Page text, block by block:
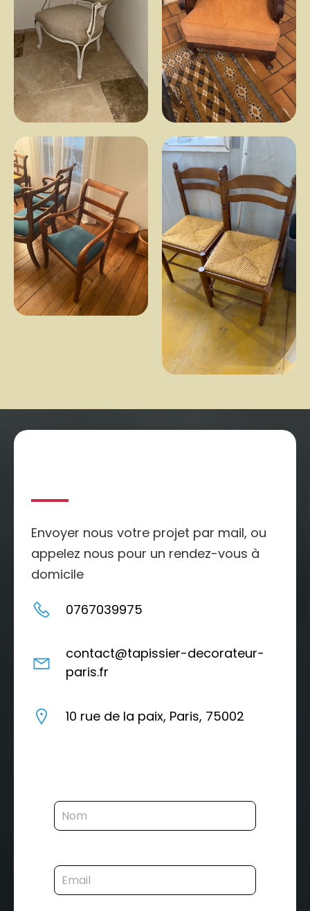
Envoyer nous votre projet par mail, ou
appelez nous pour un rendez-vous à
domicile
0767039975
contact@tapissier-decorateur-
paris.fr
10 rue de la paix, Paris, 75002
N
o
*
*
E
m